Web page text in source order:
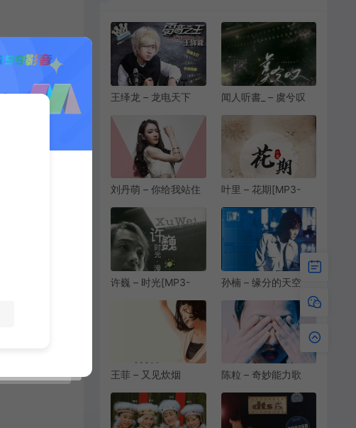
王绎龙 – 龙电天下
[7.86M/24.9M]
闻人听書_ – 虞兮叹
320K/FLAC/HIRES]
[8.20M/24.7M/43.9M]
刘丹萌 – 你给我站住
[8.18M/21.9M]
叶里 – 花期[MP3-
[7.92M/19.4M]
许巍 – 时光[MP3-
[12.1M/34.9M]
孙楠 – 缘分的天空
[10.6M/32.6M]
王菲 – 又见炊烟
[8.47M/24.1M]
陈粒 – 奇妙能力歌
[10.1M/22.8M]